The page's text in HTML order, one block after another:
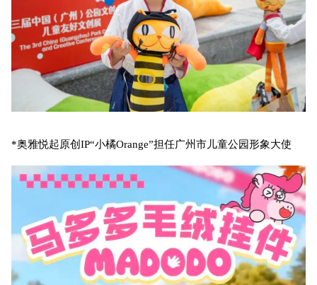
*奥雅悦起原创IP“小橘Orange”担任广州市儿童公园形象大使